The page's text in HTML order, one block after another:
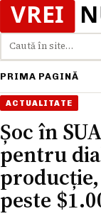
Caută
PRIMA PAGINĂ
ACTUALITATE
Șoc în
pentru
peste